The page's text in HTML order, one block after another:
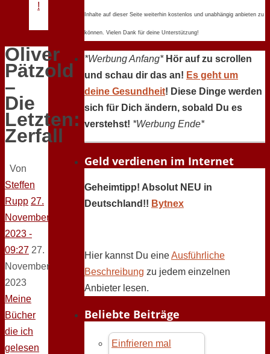
!
Oliver
Pätzold
–
Die
Letzten:
Zerfall
Von
Steffen
Rupp 27.
November
2023 -
09:27 27.
November
2023
Meine
Bücher
die ich
gelesen
Inhalte auf dieser Seite weiterhin kostenlos und unabhängig anbieten zu
können. Vielen Dank für deine Unterstützung!
*Werbung Anfang* Hör auf zu scrollen
und schau dir das an! Es geht um
deine Gesundheit! Diese Dinge werden
sich für Dich ändern, sobald Du es
verstehst! *Werbung Ende*
Geld verdienen im Internet
Geheimtipp! Absolut NEU in
Deutschland!! Bytnex
Hier kannst Du eineAusführliche
Beschreibung zu jedem einzelnen
Anbieter lesen.
Beliebte Beiträge
Einfrieren mal